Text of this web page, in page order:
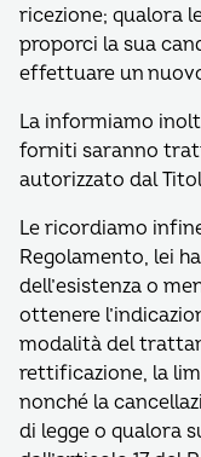
ricezione; qualora
proporci la sua
effettuare un
La informiamo
forniti saranno
autorizzato dal
Le ricordiamo
Regolamento, lei
dell’esistenza o
ottenere
modalità del
rettificazione, la
nonché la
di legge o qualora